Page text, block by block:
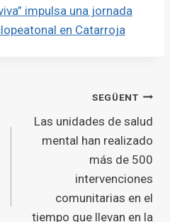
impulsa una jornada
en Catarroja
SEGÜENT
Las unidades de salud
mental han realizado
más de 500
intervenciones
comunitarias en el
tiempo que llevan en la